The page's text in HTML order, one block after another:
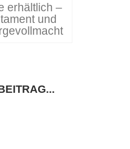
erhältlich –
und